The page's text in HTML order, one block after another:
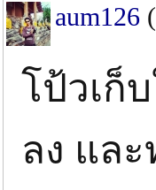
aum126
โป้วเก็
ลง แล